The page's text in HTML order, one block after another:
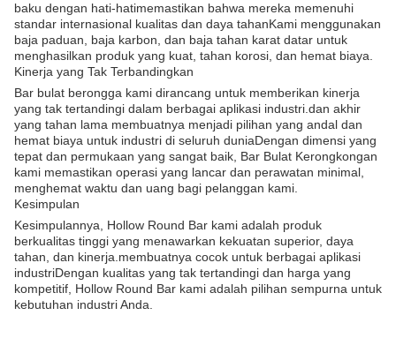
baku dengan hati-hatimemastikan bahwa mereka memenuhi
standar internasional kualitas dan daya tahanKami menggunakan
baja paduan, baja karbon, dan baja tahan karat datar untuk
menghasilkan produk yang kuat, tahan korosi, dan hemat biaya.
Kinerja yang Tak Terbandingkan
Bar bulat berongga kami dirancang untuk memberikan kinerja
yang tak tertandingi dalam berbagai aplikasi industri.dan akhir
yang tahan lama membuatnya menjadi pilihan yang andal dan
hemat biaya untuk industri di seluruh duniaDengan dimensi yang
tepat dan permukaan yang sangat baik, Bar Bulat Kerongkongan
kami memastikan operasi yang lancar dan perawatan minimal,
menghemat waktu dan uang bagi pelanggan kami.
Kesimpulan
Kesimpulannya, Hollow Round Bar kami adalah produk
berkualitas tinggi yang menawarkan kekuatan superior, daya
tahan, dan kinerja.membuatnya cocok untuk berbagai aplikasi
industriDengan kualitas yang tak tertandingi dan harga yang
kompetitif, Hollow Round Bar kami adalah pilihan sempurna untuk
kebutuhan industri Anda.